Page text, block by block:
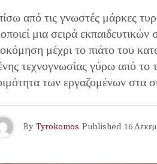
από τις γνωστές μάρκες
μια σειρά εκπαιδευτικών
μέχρι το πιάτο του
τεχνογνωσίας γύρω από το
των εργαζομένων στα
By Tyrokomos Published 16